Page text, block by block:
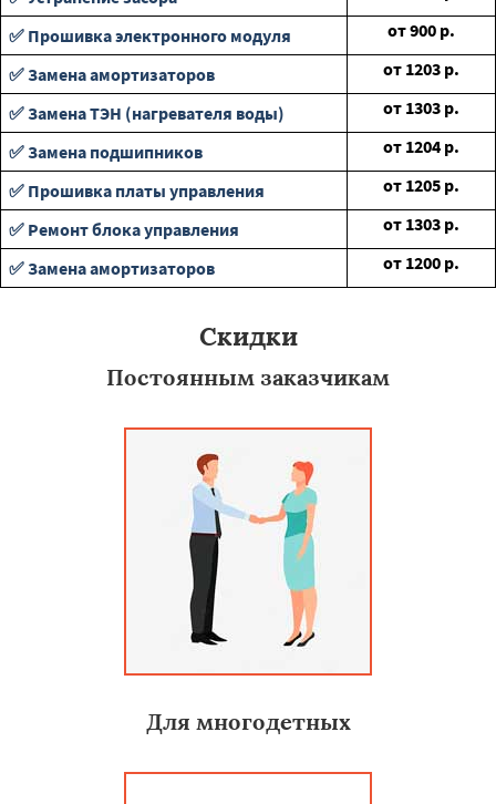
✅ Прошивка электронного модуля
от900 р.
✅ Замена амортизаторов
от 1203 р.
✅ Замена ТЭН (нагревателя воды)
от 1303 р.
✅ Замена подшипников
от 1204 р.
✅ Прошивка платы управления
от 1205 р.
✅ Ремонт блока управления
от 1303 р.
✅ Замена амортизаторов
от 1200 р.
Скидки
Постоянным заказчикам
Для многодетных